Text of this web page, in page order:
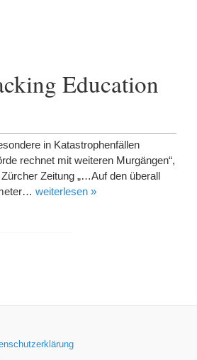
Education
in Katastrophenfällen
rechnet mit weiteren Murgängen“,
Zeitung „…Auf den überall
weiterlesen »